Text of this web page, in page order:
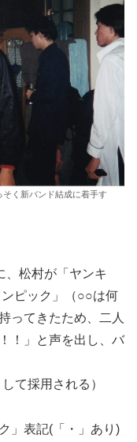
く新バンド結成に着手す
、松村が「ヤンキ
ピック」（○○は何
ってきたため、二人
！」と声を出し、バ
て採用される）
」表記(「・」あり)